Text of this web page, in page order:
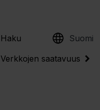
Haku Suomi
English
Verkkojen saatavuus